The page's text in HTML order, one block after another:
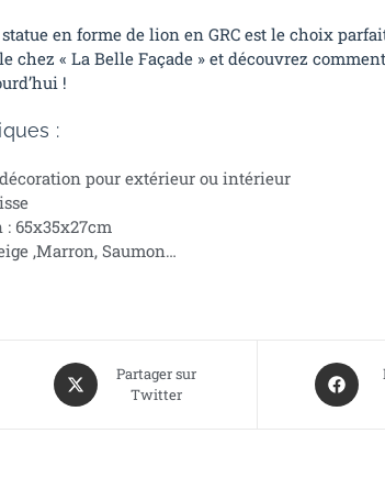
en forme de lion en GRC est le choix
chez « La Belle Façade » et découvrez
!
:
pour extérieur ou intérieur
65x35x27cm
,Marron, Saumon…
Partager sur
Twitter